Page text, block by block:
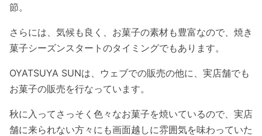
節。
さらには、気候も良く、お菓子の素材も豊富なので、焼き
菓子シーズンスタートのタイミングでもあります。
OYATSUYA SUNは、ウェブでの販売の他に、実店舗でも
お菓子の販売を行なっています。
秋に入ってさっそく色々なお菓子を焼いているので、実店
舗に来られない方々にも画面越しに雰囲気を味わっていた